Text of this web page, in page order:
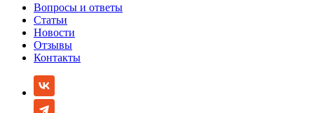
Вопросы и ответы
Статьи
Новости
Отзывы
Контакты